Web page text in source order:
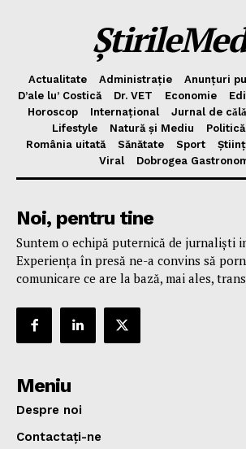
Actualitate Administrație Anunțuri
D’ale lu’ Costică
Dr. VET Economie
Horoscop
Internațional Jurnal de
Lifestyle
Natură și Mediu Politică
România uitată
Sănătate Sport
Viral
Dobrogea
Noi, pentru tine
Suntem o echipă puternică de jurnaliști
Experiența în presă ne-a convins să
comunicare ce are la bază, mai ales,
Meniu
Despre noi
Contactați-ne